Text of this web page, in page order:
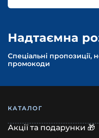
Надтаємна
Спеціальні пропозиції,
промокоди
КАТАЛОГ
Акції та подарунки 🎁